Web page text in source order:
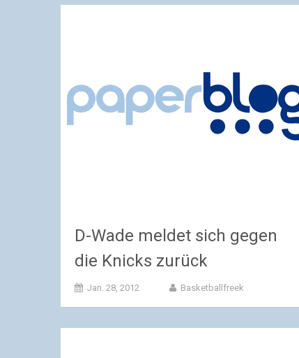
D-Wade meldet sich gegen
die Knicks zurück
Jan. 28, 2012 Basketballfreek